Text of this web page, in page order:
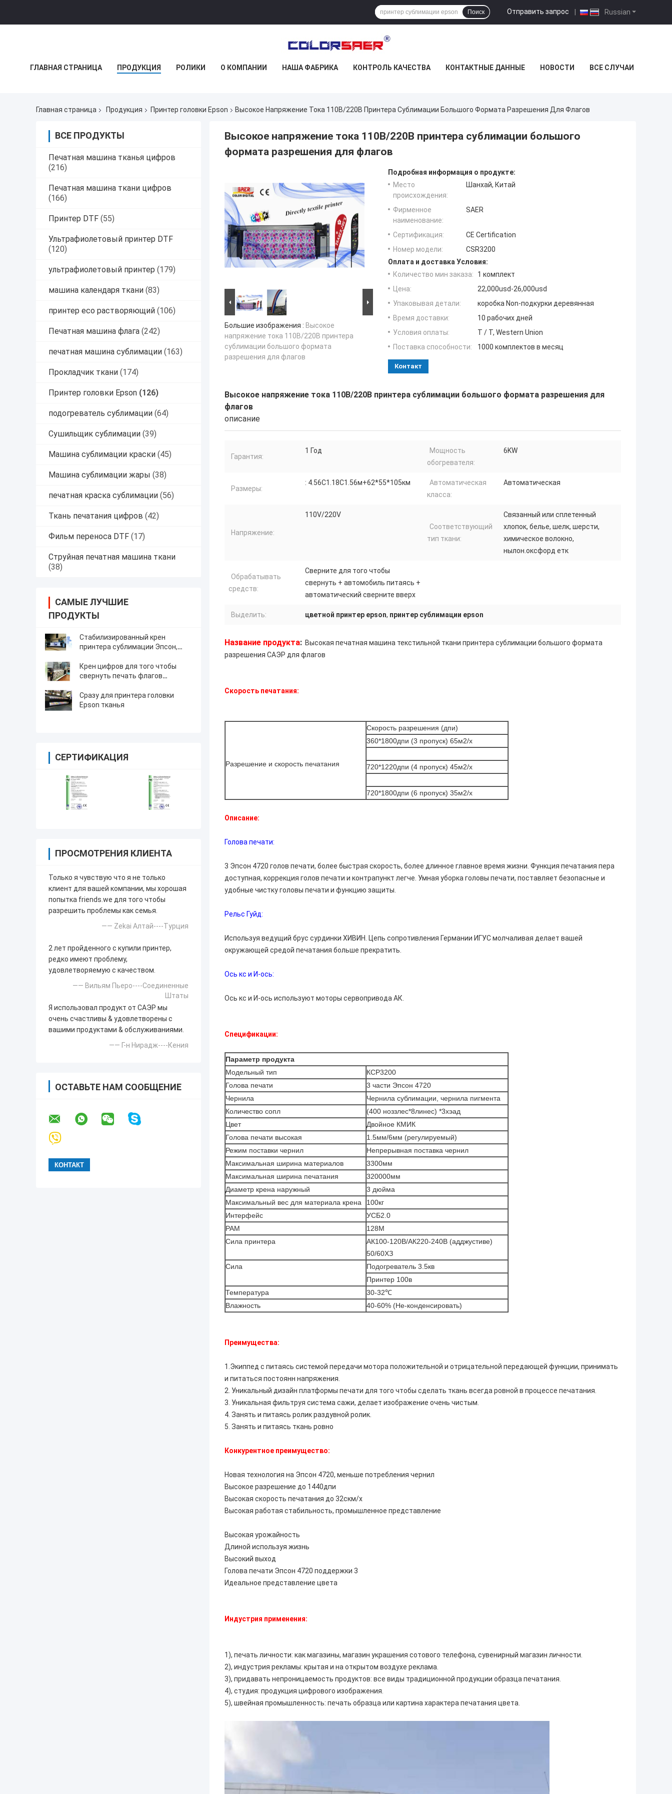
Russian
Отправить запрос |
Поиск
ГЛАВНАЯ СТРАНИЦА ПРОДУКЦИЯ РОЛИКИ О КОМПАНИИ НАША ФАБРИКА КОНТРОЛЬ КАЧЕСТВА КОНТАКТНЫЕ ДАННЫЕ НОВОСТИ ВСЕ СЛУЧАИ
Главная страница Продукция Принтер головки Epson Высокое Напряжение Тока 110В/220В Принтера Сублимации Большого Формата Разрешения Для Флагов
ВСЕ ПРОДУКТЫ
Печатная машина тканья цифров
(216)
Печатная машина ткани цифров
(166)
Принтер DTF (55)
Ультрафиолетовый принтер DTF
(120)
ультрафиолетовый принтер (179)
машина календаря ткани (83)
принтер eco растворяющий (106)
Печатная машина флага (242)
печатная машина сублимации (163)
Прокладчик ткани (174)
Принтер головки Epson (126)
подогреватель сублимации (64)
Сушильщик сублимации (39)
Машина сублимации краски (45)
Машина сублимации жары (38)
печатная краска сублимации (56)
Ткань печатания цифров (42)
Фильм переноса DTF (17)
Струйная печатная машина ткани
(38)
САМЫЕ ЛУЧШИЕ
ПРОДУКТЫ
Стабилизированный крен
принтера сублимации Эпсон,
печатает для ткани полиэстера
Крен цифров для того чтобы
свернуть печать флагов
принтера 4720 ткани голов
Эпсон
Сразу для принтера головки
Epson тканья
СЕРТИФИКАЦИЯ
ПРОСМОТРЕНИЯ КЛИЕНТА
Только я чувствую что я не только
клиент для вашей компании, мы хорошая
попытка friends.we для того чтобы
разрешить проблемы как семья.
—— Zekai Алтай----Турция
2 лет пройденного с купили принтер,
редко имеют проблему,
удовлетворяемую с качеством.
—— Вильям Пьеро----Соединенные
Штаты
Я использовал продукт от САЭР мы
очень счастливы & удовлетворены с
вашими продуктами & обслуживаниями.
—— Г-н Нирадж----Кения
ОСТАВЬТЕ НАМ СООБЩЕНИЕ
Высокое напряжение тока 110В/220В принтера сублимации большого
формата разрешения для флагов
Большие изображения : Высокое
напряжение тока 110В/220В принтера
сублимации большого формата
разрешения для флагов
Подробная информация о продукте:
Место
происхождения:
Шанхай, Китай
Фирменное
наименование:
SAER
Сертификация:
CE Certification
Номер модели:
CSR3200
Оплата и доставка Условия:
Количество мин заказа:
1 комплект
Цена:
22,000usd-26,000usd
Упаковывая детали:
коробка Non-подкурки деревянная
Время доставки:
10 рабочих дней
Условия оплаты:
T / T, Western Union
Поставка способности:
1000 комплектов в месяц
Контакт
Высокое напряжение тока 110В/220В принтера сублимации большого формата разрешения для
флагов
описание
Гарантия:
1 Год
Мощность
обогревателя:
6KW
Размеры:
: 4.56С1.18С1.56м+62*55*105км
Автоматическая
класса:
Автоматическая
Напряжение:
110V/220V
Соответствующий
тип ткани:
Связанный или сплетенный
хлопок, белье, шелк, шерсти,
химическое волокно,
нылон.оксфорд етк
Обрабатывать
средств:
Сверните для того чтобы
свернуть + автомобиль питаясь +
автоматический сверните вверх
Выделить: цветной принтер epson, принтер сублимации epson
Название продукта: Высокая печатная машина текстильной ткани принтера сублимации большого формата
разрешения САЭР для флагов
Скорость печатания:
Разрешение и скорость печатания
Скорость разрешения (дпи)
360*1800дпи (3 пропуск) 65м2/х
720*1220дпи (4 пропуск) 45м2/х
720*1800дпи (6 пропуск) 35м2/х
Описание:
Голова печати:
3 Эпсон 4720 голов печати, более быстрая скорость, более длинное главное время жизни. Функция печатания пера
доступная, коррекция голов печати и контрапункт легче. Умная уборка головы печати, поставляет безопасные и
удобные чистку головы печати и функцию защиты.
Рельс Гуйд:
Используя ведущий брус сурдинки ХИВИН. Цепь сопротивления Германии ИГУС молчаливая делает вашей
окружающей средой печатания больше прекратить.
Ось кс и И-ось:
Ось кс и И-ось используют моторы сервопривода АК.
Спецификации:
Параметр продукта
Модельный тип
КСР3200
Голова печати
3 части Эпсон 4720
Чернила
Чернила сублимации, чернила пигмента
Количество сопл
(400 ноззлес*8линес) *3хэад
Цвет
Двойное КМИК
Голова печати высокая
1.5мм/6мм (регулируемый)
Режим поставки чернил
Непрерывная поставка чернил
Максимальная ширина материалов
3300мм
Максимальная ширина печатания
320000мм
Диаметр крена наружный
3 дюйма
Максимальный вес для материала крена
100кг
Интерфейс
УСБ2.0
РАМ
128М
Сила принтера
АК100-120В/АК220-240В (адджустиве)
50/60ХЗ
Сила
Подогреватель 3.5кв
Принтер 100в
Температура
30-32℃
Влажность
40-60% (Не-конденсировать)
Преимущества:
1.Экиппед с питаясь системой передачи мотора положительной и отрицательной передающей функции, принимать
и питаться постоянн напряжения.
2. Уникальный дизайн платформы печати для того чтобы сделать ткань всегда ровной в процессе печатания.
3. Уникальная фильтруя система сажи, делает изображение очень чистым.
4. Занять и питаясь ролик раздувной ролик.
5. Занять и питаясь ткань ровно
Конкурентное преимущество:
Новая технология на Эпсон 4720, меньше потребления чернил
Высокое разрешение до 1440дпи
Высокая скорость печатания до 32скм/х
Высокая работая стабильность, промышленное представление
Высокая урожайность
Длиной используя жизнь
Высокий выход
Голова печати Эпсон 4720 поддержки 3
Идеальное представление цвета
Индустрия применения:
1), печать личности: как магазины, магазин украшения сотового телефона, сувенирный магазин личности.
2), индустрия рекламы: крытая и на открытом воздухе реклама.
3), придавать непроницаемость продуктов: все виды традиционной продукции образца печатания.
4), студия: продукция цифрового изображения.
5), швейная промышленность: печать образца или картина характера печатания цвета.